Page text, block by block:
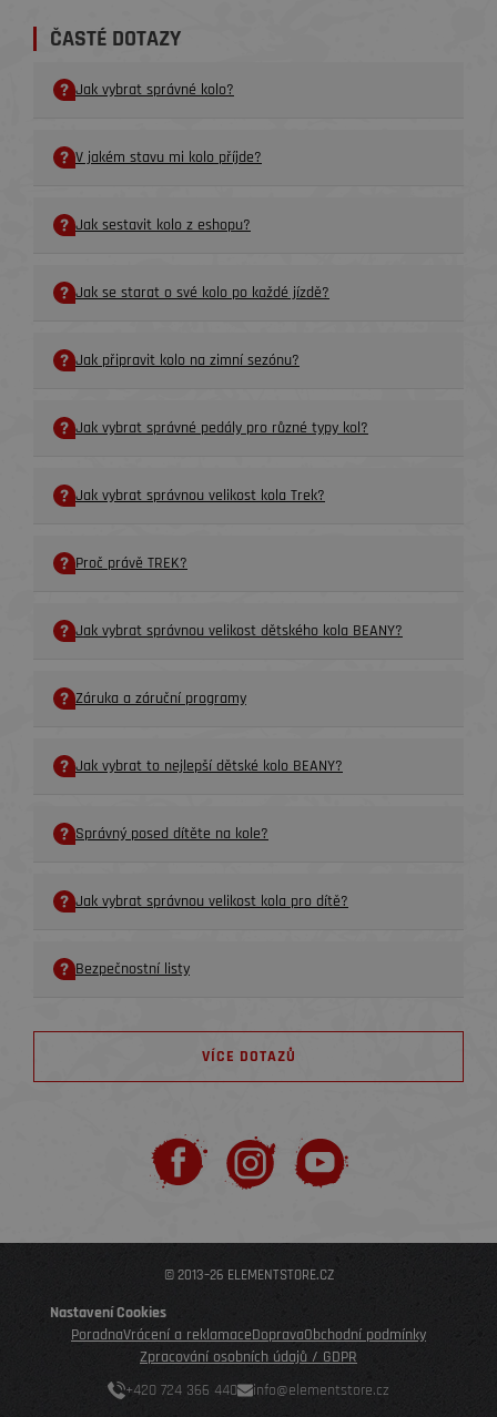
ČASTÉ DOTAZY
Jak vybrat správné kolo?
V jakém stavu mi kolo příjde?
Jak sestavit kolo z eshopu?
Jak se starat o své kolo po každé jízdě?
Jak připravit kolo na zimní sezónu?
Jak vybrat správné pedály pro různé typy kol?
Jak vybrat správnou velikost kola Trek?
Proč právě TREK?
Jak vybrat správnou velikost dětského kola BEANY?
Záruka a záruční programy
Jak vybrat to nejlepší dětské kolo BEANY?
Správný posed dítěte na kole?
Jak vybrat správnou velikost kola pro dítě?
Bezpečnostní listy
VÍCE DOTAZŮ
© 2013–26 ELEMENTSTORE.CZ
Nastavení Cookies
PoradnaVrácení a reklamaceDopravaObchodní podmínky
Zpracování osobních údajů / GDPR
+420 724 366 440
info@elementstore.cz